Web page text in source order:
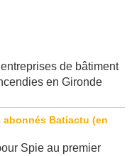
de bâtiment
en Gironde
Spie au premier